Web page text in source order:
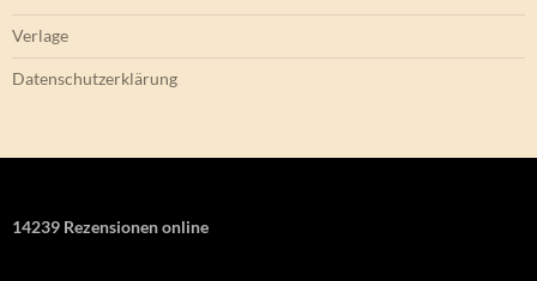
Verlage
Datenschutzerklärung
14239 Rezensionen online